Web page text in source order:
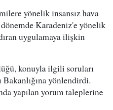
yönelik insansız hava
dönemde Karadeniz'e yönelik
uygulamaya ilişkin
konuyla ilgili soruları
yönlendirdi.
yapılan yorum taleplerine